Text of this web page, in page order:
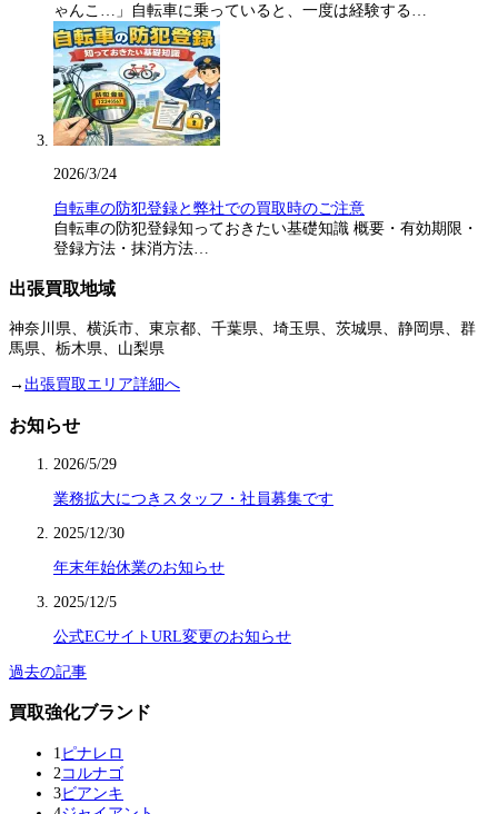
ゃんこ…」自転車に乗っていると、一度は経験する…
2026/3/24
自転車の防犯登録と弊社での買取時のご注意
自転車の防犯登録知っておきたい基礎知識 概要・有効期限・
登録方法・抹消方法…
出張買取地域
神奈川県、横浜市、東京都、千葉県、埼玉県、茨城県、静岡県、群
馬県、栃木県、山梨県
→ 出張買取エリア詳細へ
お知らせ
2026/5/29
業務拡大につきスタッフ・社員募集です
2025/12/30
年末年始休業のお知らせ
2025/12/5
公式ECサイトURL変更のお知らせ
過去の記事
買取強化ブランド
1 ピナレロ
2 コルナゴ
3ビアンキ